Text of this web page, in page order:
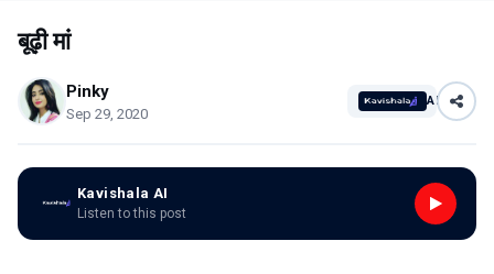
बूढ़ी मां
Pinky
Sep 29, 2020
AI
Kavishala AI
Listen to this post